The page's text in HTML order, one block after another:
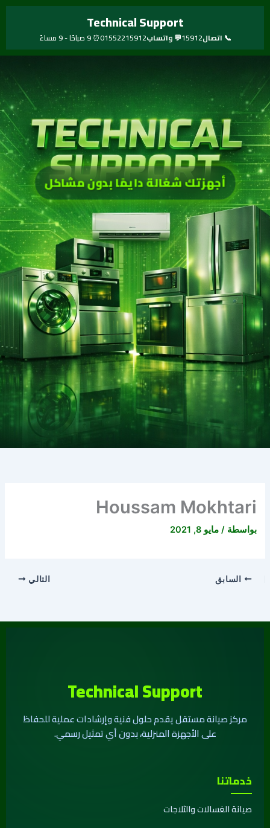
تخطي
Technical Support
📞 اتصال15912💬 واتساب01552215912⏰ 9 صباحًا - 9 مساءً
أجهزتك شغالة دايمًا بدون مشاكل
Houssam Mokhtari
بواسطة /مايو 8, 2021
السابق التالي
Technical Support
مركز صيانة مستقل يقدم حلول فنية وإرشادات عملية للحفاظ
على الأجهزة المنزلية، بدون أي تمثيل رسمي.
خدماتنا
صيانة الغسالات والثلاجات